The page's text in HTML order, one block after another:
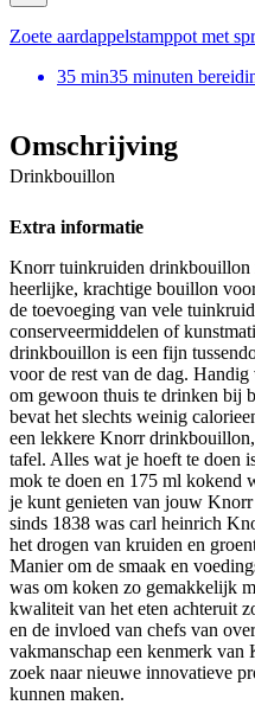
Zoete aardappelstamppot met
35 min35 minuten
Omschrijving
Drinkbouillon
Extra informatie
Knorr tuinkruiden drinkbouillon
heerlijke, krachtige bouillon
de toevoeging van vele
conserveermiddelen of
drinkbouillon is een fijn
voor de rest van de dag.
om gewoon thuis te drinken bij
bevat het slechts weinig
een lekkere Knorr
tafel. Alles wat je hoeft te doen
mok te doen en 175 ml kokend
je kunt genieten van jouw
sinds 1838 was carl heinrich
het drogen van kruiden en
Manier om de smaak en
was om koken zo gemakkelijk
kwaliteit van het eten achteruit
en de invloed van chefs van
vakmanschap een kenmerk
zoek naar nieuwe innovatieve
kunnen maken.